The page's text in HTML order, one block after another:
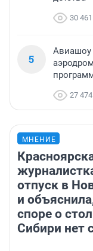
30 461
5
Авиашоу
27 474
МНЕНИЕ
отпуск в
и
споре о
Сибири нет